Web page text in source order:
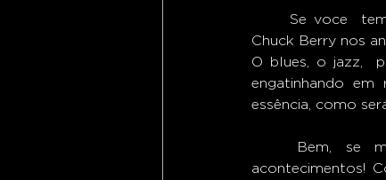
Chuck Berry nos
O blues, o jazz,
engatinhando
essência, como
acontecimentos!